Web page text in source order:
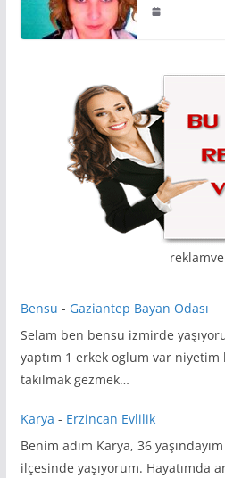
Bensu - Gaziantep Bayan Odası
Selam ben bensu izmirde
yaptım 1 erkek oglum var
takılmak gezmek…
Karya - Erzincan Evlilik
Benim adım Karya, 36
ilçesinde yaşıyorum. Hayatımda